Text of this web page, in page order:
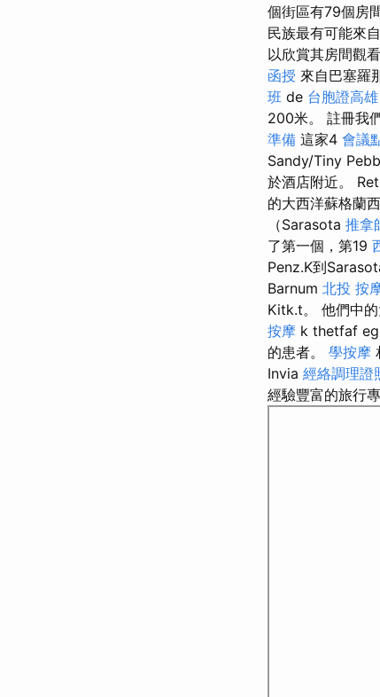
個街區有79個房
民族最有可能來
以欣賞其房間觀
函授 來自巴塞羅
班 de 台胞證高雄
200米。 註冊我
準備 這家4 會議
Sandy/Tiny
於酒店附近。
的大西洋蘇格蘭
（Sarasota 推拿
了第一個，第19
Penz.K到
Barnum 北投 按
Kitk.t。 他們中
按摩 k thetfaf
的患者。 學按摩
Invia 經絡調理證
經驗豐富的旅行